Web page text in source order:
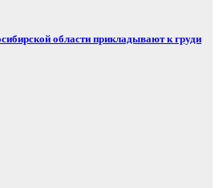
области прикладывают к груди